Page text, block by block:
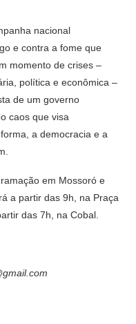
nacional
e contra a fome que
momento de crises –
política e econômica –
de um governo
caos que visa
a democracia e a
em Mossoró e
a partir das 9h, na Praça
das 7h, na Cobal.